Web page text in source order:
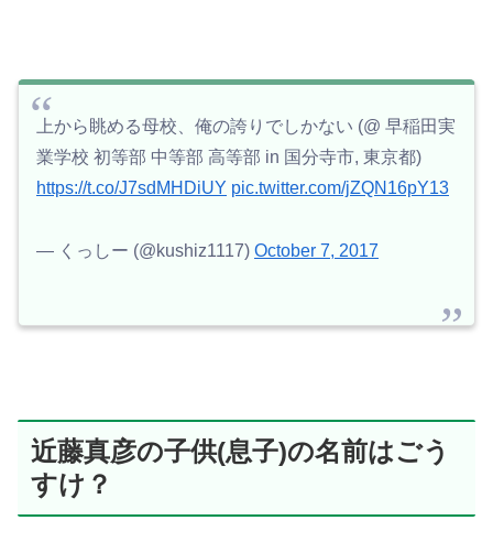
上から眺める母校、俺の誇りでしかない (@ 早稲田実
業学校 初等部 中等部 高等部 in 国分寺市, 東京都)
https://t.co/J7sdMHDiUY pic.twitter.com/jZQN16pY13
— くっしー (@kushiz1117) October 7, 2017
近藤真彦の子供(息子)の名前はごう
すけ？